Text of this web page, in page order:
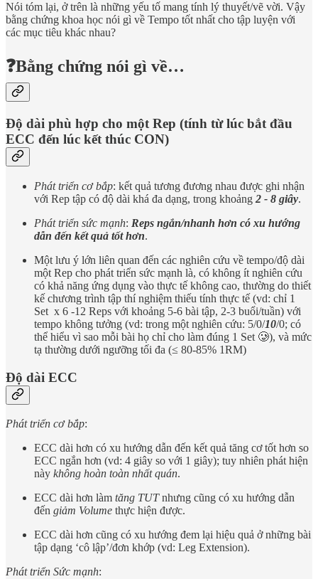
Nói tóm lại, ở trên là những yếu tố mang tính lý thuyết/vẽ vời. Vậy
bằng chứng khoa học nói gì về Tempo tốt nhất cho tập luyện với
các mục tiêu khác nhau?
❓Bằng chứng nói gì về…
Độ dài phù hợp cho một Rep (tính từ lúc bắt đầu
ECC đến lúc kết thúc CON)
Phát triển cơ bắp: kết quả tương đương nhau được ghi nhận
với Rep tập có độ dài khá đa dạng, trong khoảng 2 - 8 giây.
Phát triển sức mạnh: Reps ngắn/nhanh hơn có xu hướng
dẫn đến kết quả tốt hơn.
Một lưu ý lớn liên quan đến các nghiên cứu về tempo/độ dài
một Rep cho phát triển sức mạnh là, có không ít nghiên cứu
có khả năng ứng dụng vào thực tế không cao, thường do thiết
kế chương trình tập thí nghiệm thiếu tính thực tế (vd: chỉ 1
Set x 6 -12 Reps với khoảng 5-6 bài tập, 2-3 buổi/tuần) với
tempo không tưởng (vd: trong một nghiên cứu: 5/0/10/0; có
thể hiểu vì sao mỗi bài họ chỉ cho làm đúng 1 Set 🥲), và mức
tạ thường dưới ngưỡng tối đa (≤ 80-85% 1RM)
Độ dài ECC
Phát triển cơ bắp:
ECC dài hơn có xu hướng dẫn đến kết quả tăng cơ tốt hơn so
ECC ngắn hơn (vd: 4 giây so với 1 giây); tuy nhiên phát hiện
này không hoàn toàn nhất quán.
ECC dài hơn làm tăng TUTnhưng cũng có xu hướng dẫn
đến giảm Volume thực hiện được.
ECC dài hơn cũng có xu hướng đem lại hiệu quả ở những bài
tập dạng ‘cô lập’/đơn khớp (vd: Leg Extension).
Phát triển Sức mạnh: